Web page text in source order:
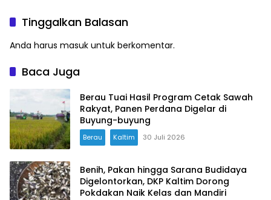
Sudah 4 Kali Mencuri
Tinggalkan Balasan
Anda harus masuk untuk berkomentar.
Baca Juga
Berau Tuai Hasil Program Cetak Sawah
Rakyat, Panen Perdana Digelar di
Buyung-buyung
Berau Kaltim 30 Juli 2026
Benih, Pakan hingga Sarana Budidaya
Digelontorkan, DKP Kaltim Dorong
Pokdakan Naik Kelas dan Mandiri